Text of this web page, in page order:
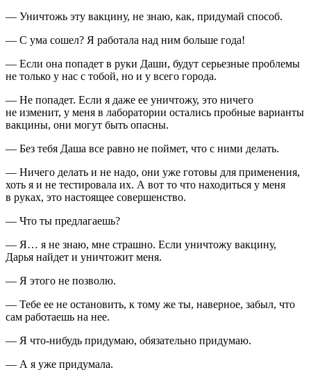
— Уничтожь эту вакцину, не знаю, как, придумай способ.
— С ума сошел? Я работала над ним больше года!
— Если она попадет в руки Даши, будут серьезные проблемы
не только у нас с тобой, но и у всего города.
— Не попадет. Если я даже ее уничтожу, это ничего
не изменит, у меня в лаборатории остались пробные варианты
вакцины, они могут быть опасны.
— Без тебя Даша все равно не поймет, что с ними делать.
— Ничего делать и не надо, они уже готовы для применения,
хоть я и не тестировала их. А вот то что находиться у меня
в руках, это настоящее совершенство.
— Что ты предлагаешь?
— Я… я не знаю, мне страшно. Если уничтожу вакцину,
Дарья найдет и уничтожит меня.
— Я этого не позволю.
— Тебе ее не остановить, к тому же ты, наверное, забыл, что
сам работаешь на нее.
— Я что-нибудь придумаю, обязательно придумаю.
— А я уже придумала.